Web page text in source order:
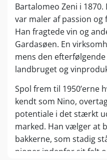
Bartalomeo Zeni i
var maler af passion
Han fragtede vin og
Gardasøen. En
mens den
landbruget og
Spol frem til 1950’erne
kendt som Nino,
potentiale i det stærkt
marked. Han vælger at
bakkerne, som stadig
pioner indenfor sit felt